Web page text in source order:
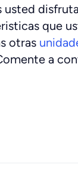
que
otras
a